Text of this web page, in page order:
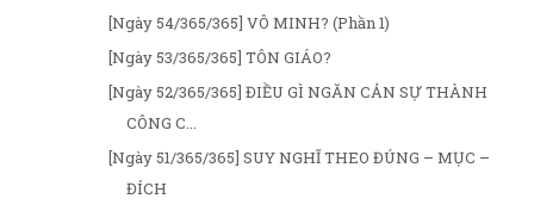
[Ngày 54/365/365] VÔ MINH? (Phần 1)
[Ngày 53/365/365] TÔN GIÁO?
[Ngày 52/365/365] ĐIỀU GÌ NGĂN CẢN SỰ THÀNH
CÔNG C...
[Ngày 51/365/365] SUY NGHĨ THEO ĐÚNG – MỤC –
ĐÍCH